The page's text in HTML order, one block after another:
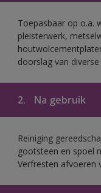
Toepasbaar op o.a.
pleisterwerk,
doorslag van
2. Na gebruik
Reiniging
gootsteen en spoel
Verfresten afvoeren